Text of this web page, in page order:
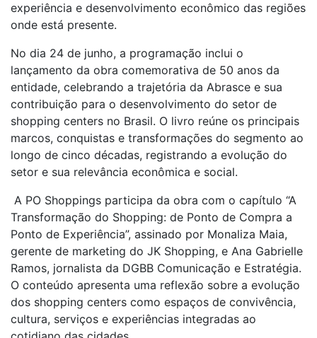
experiência e desenvolvimento econômico das regiões
onde está presente.
No dia 24 de junho, a programação inclui o
lançamento da obra comemorativa de 50 anos da
entidade, celebrando a trajetória da Abrasce e sua
contribuição para o desenvolvimento do setor de
shopping centers no Brasil. O livro reúne os principais
marcos, conquistas e transformações do segmento ao
longo de cinco décadas, registrando a evolução do
setor e sua relevância econômica e social.
A PO Shoppings participa da obra com o capítulo “A
Transformação do Shopping: de Ponto de Compra a
Ponto de Experiência”, assinado por Monaliza Maia,
gerente de marketing do JK Shopping, e Ana Gabrielle
Ramos, jornalista da DGBB Comunicação e Estratégia.
O conteúdo apresenta uma reflexão sobre a evolução
dos shopping centers como espaços de convivência,
cultura, serviços e experiências integradas ao